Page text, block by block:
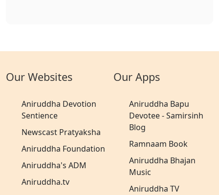
Our Websites
Aniruddha Devotion
Sentience
Newscast Pratyaksha
Aniruddha Foundation
Aniruddha's ADM
Aniruddha.tv
Our Apps
Aniruddha Bapu
Devotee - Samirsinh
Blog
Ramnaam Book
Aniruddha Bhajan
Music
Aniruddha TV